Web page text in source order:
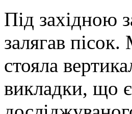
Під західною
залягав
стояла
викладки, що